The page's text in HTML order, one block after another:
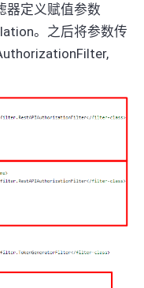
器定义赋值参数
。之后将参数传